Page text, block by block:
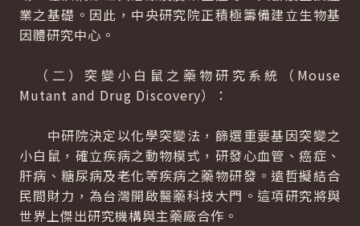
業之基礎。因此，中央研究院正積極籌備建立生物基
因體研究中心。
（二）突變小白鼠之藥物研究系統（Mouse
Mutant and Drug Discovery）：
中研院決定以化學突變法，篩選重要基因突變之
小白鼠，確立疾病之動物模式，研發心血管、癌症、
肝病、糖尿病及老化等疾病之藥物研發。遠哲擬結合
民間財力，為台灣開啟醫藥科技大門。這項研究將與
世界上傑出研究機構與主藥廠合作。